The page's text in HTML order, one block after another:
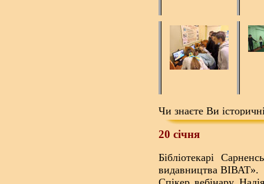
Чи знаєте Ви
20 січня
Бібліотекарі
видавництва ВІВАТ».